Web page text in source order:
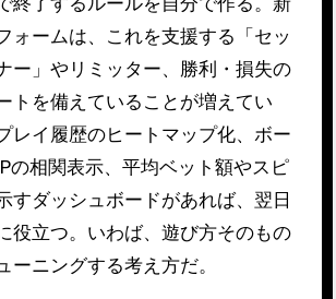
ォームは、これを支援する「セッ
ー」やリミッター、勝利・損失の
トを備えていることが増えてい
レイ履歴のヒートマップ化、ボー
の相関表示、平均ベット額やスピ
すダッシュボードがあれば、翌日
役立つ。いわば、遊び方そのもの
ーニングする考え方だ。